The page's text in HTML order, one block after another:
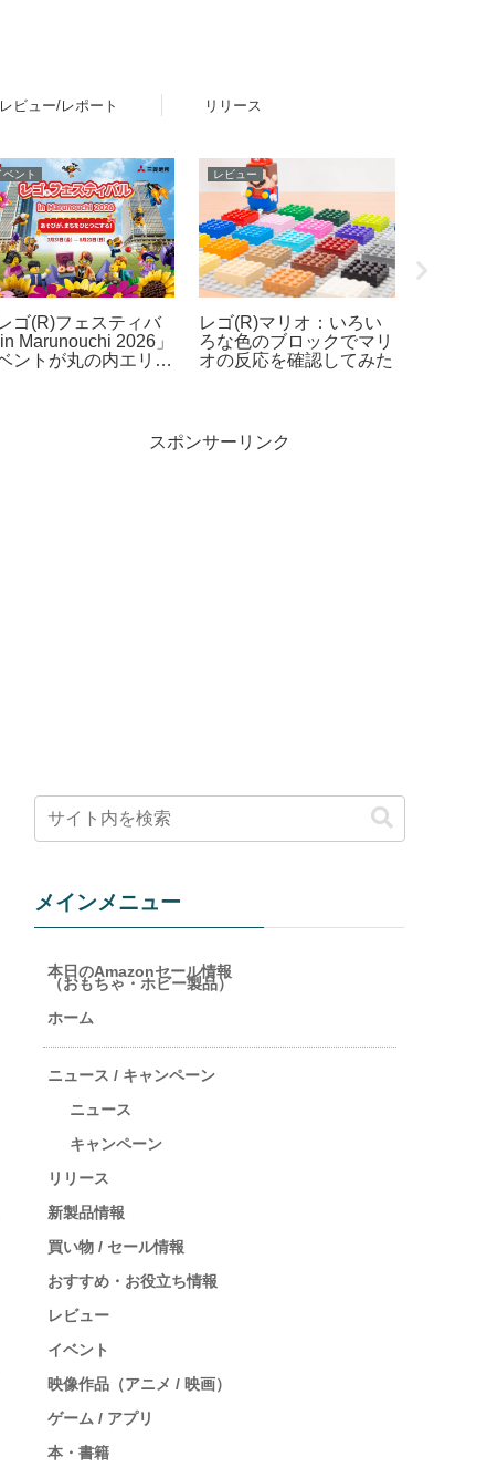
レビュー/レポート リリース
ベント
レゴ(R)フェスティバ
Marunouchi 2026」
ントが丸の内エリア
レビュー
レゴ(R)マリオ：いろい
ろな色のブロックでマリ
オの反応を確認してみた
スポンサーリンク
メインメニュー
本日のAmazonセール情報
（おもちゃ・ホビー製品）
ホーム
ニュース / キャンペーン
ニュース
キャンペーン
リリース
新製品情報
買い物 / セール情報
おすすめ・お役立ち情報
レビュー
イベント
映像作品（アニメ / 映画）
ゲーム / アプリ
本・書籍